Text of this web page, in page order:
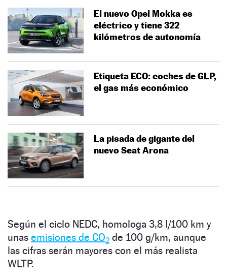
El nuevo Opel Mokka es
eléctrico y tiene 322
kilómetros de autonomía
Etiqueta ECO: coches de GLP,
el gas más económico
La pisada de gigante del
nuevo Seat Arona
Según el ciclo NEDC, homologa 3,8 l/100 km y
unas emisiones de CO2 de 100 g/km, aunque
las cifras serán mayores con el más realista
WLTP.